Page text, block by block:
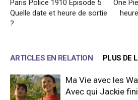
Paris Police 1910 Épisode 5 :
Quelle date et heure de sortie
?
One
ARTICLES EN RELATION PLUS DE
Ma Vie avec les
Avec qui Jackie